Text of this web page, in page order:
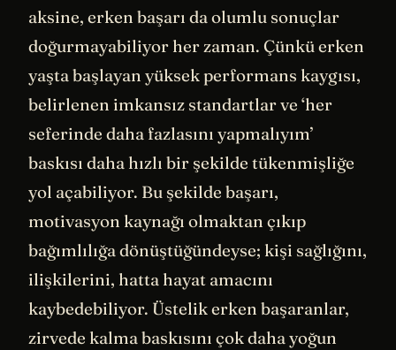
aksine, erken başarı da olumlu sonuçlar
doğurmayabiliyor her zaman. Çünkü erken
yaşta başlayan yüksek performans kaygısı,
belirlenen imkansız standartlar ve ‘her
seferinde daha fazlasını yapmalıyım’
baskısı daha hızlı bir şekilde tükenmişliğe
yol açabiliyor. Bu şekilde başarı,
motivasyon kaynağı olmaktan çıkıp
bağımlılığa dönüştüğündeyse; kişi sağlığını,
ilişkilerini, hatta hayat amacını
kaybedebiliyor. Üstelik erken başaranlar,
zirvede kalma baskısını çok daha yoğun